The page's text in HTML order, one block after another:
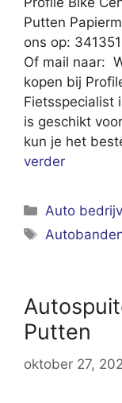
Putten
ons op:
Of mail naar:
kopen bij
Fietsspecialist
is geschikt
kun je het
verder
Categorieën
Auto
Tags
Putten
oktober 27,